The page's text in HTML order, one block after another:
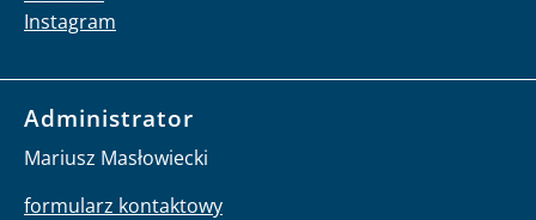
Instagram
Administrator
Mariusz Masłowiecki
formularz kontaktowy